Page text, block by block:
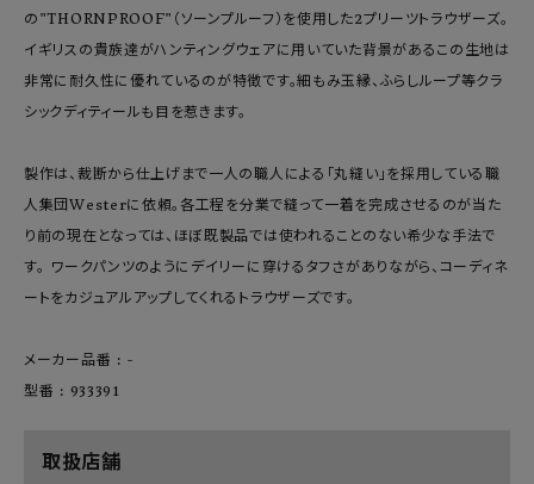
の"THORNPROOF"（ソーンプルーフ）を使用した2プリーツトラウザーズ。
イギリスの貴族達がハンティングウェアに用いていた背景があるこの生地は
非常に耐久性に優れているのが特徴です。細もみ玉縁、ふらしループ等クラ
シックディティールも目を惹きます。
製作は、裁断から仕上げまで一人の職人による「丸縫い」を採用している職
人集団Westerに依頼。各工程を分業で縫って一着を完成させるのが当た
り前の現在となっては、ほぼ既製品では使われることのない希少な手法で
す。 ワークパンツのようにデイリーに穿けるタフさがありながら、コーディネ
ートをカジュアルアップしてくれるトラウザーズです。
メーカー品番 : -
型番 : 933391
取扱店舗